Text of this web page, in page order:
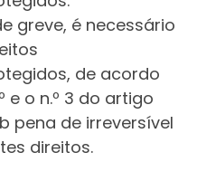
greve, é necessário
de acordo
e o n.º 3 do artigo
pena de irreversível
direitos.